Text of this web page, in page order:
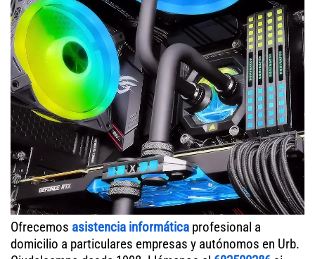
Ofrecemos asistencia informática profesional a
domicilio a particulares empresas y autónomos en Urb.